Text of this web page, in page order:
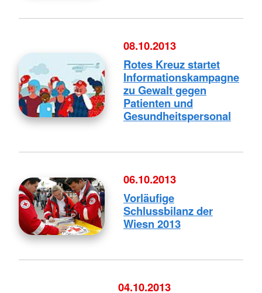
08.10.2013
Rotes Kreuz startet
Informationskampagne
zu Gewalt gegen
Patienten und
Gesundheitspersonal
06.10.2013
Vorläufige
Schlussbilanz der
Wiesn 2013
04.10.2013